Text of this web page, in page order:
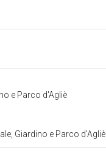
e Parco d'Agliè
Giardino e Parco d'Agliè